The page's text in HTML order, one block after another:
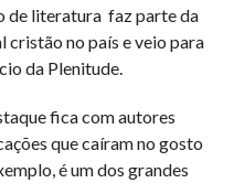
de literatura faz parte da
no país e veio para
da Plenitude.
fica com autores
que caíram no gosto
é um dos grandes